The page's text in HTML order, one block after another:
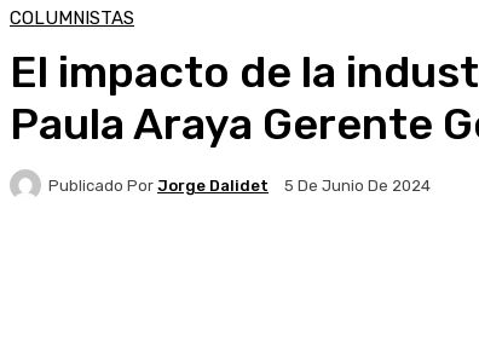
COLUMNISTAS
El impacto de la
Paula Araya Gerente
Publicado Por Jorge Dalidet 5 De Junio De 2024